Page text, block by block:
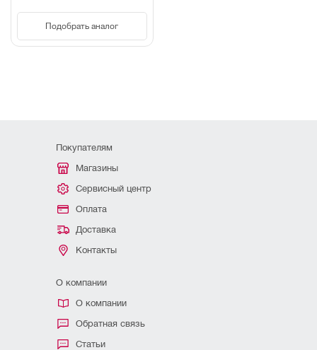
Подобрать аналог
Покупателям
Магазины
Сервисный центр
Оплата
Доставка
Контакты
О компании
О компании
Обратная связь
Статьи